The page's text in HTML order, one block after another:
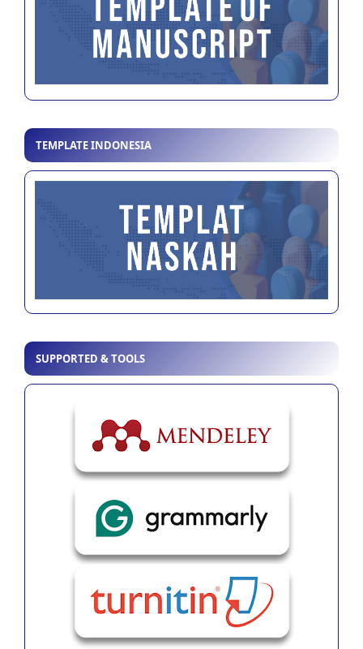
TEMPLATE INDONESIA
SUPPORTED & TOOLS